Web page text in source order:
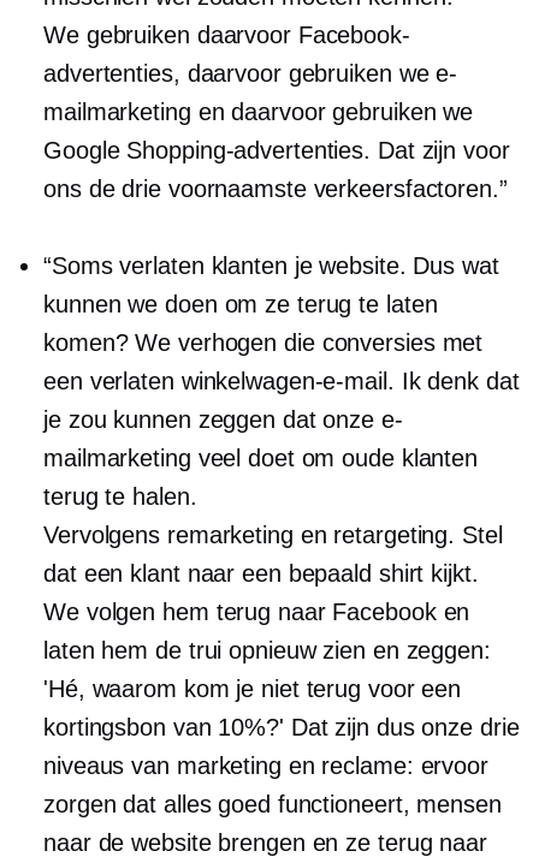
We gebruiken daarvoor Facebook-
advertenties, daarvoor gebruiken we e-
mailmarketing en daarvoor gebruiken we
Google Shopping-advertenties. Dat zijn voor
ons de drie voornaamste verkeersfactoren.”
“Soms verlaten klanten je website. Dus wat
kunnen we doen om ze terug te laten
komen? We verhogen die conversies met
een verlaten winkelwagen-e-mail. Ik denk dat
je zou kunnen zeggen dat onze e-
mailmarketing veel doet om oude klanten
terug te halen.
Vervolgens remarketing en retargeting. Stel
dat een klant naar een bepaald shirt kijkt.
We volgen hem terug naar Facebook en
laten hem de trui opnieuw zien en zeggen:
'Hé, waarom kom je niet terug voor een
kortingsbon van 10%?' Dat zijn dus onze drie
niveaus van marketing en reclame: ervoor
zorgen dat alles goed functioneert, mensen
naar de website brengen en ze terug naar